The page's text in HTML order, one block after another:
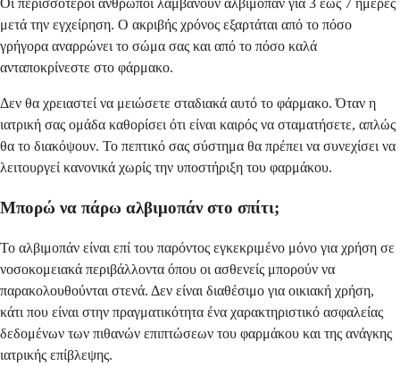
Οι περισσότεροι άνθρωποι λαμβάνουν αλβιμοπάν για 3 έως 7 ημέρες
μετά την εγχείρηση. Ο ακριβής χρόνος εξαρτάται από το πόσο
γρήγορα αναρρώνει το σώμα σας και από το πόσο καλά
ανταποκρίνεστε στο φάρμακο.
Δεν θα χρειαστεί να μειώσετε σταδιακά αυτό το φάρμακο. Όταν η
ιατρική σας ομάδα καθορίσει ότι είναι καιρός να σταματήσετε, απλώς
θα το διακόψουν. Το πεπτικό σας σύστημα θα πρέπει να συνεχίσει να
λειτουργεί κανονικά χωρίς την υποστήριξη του φαρμάκου.
Μπορώ να πάρω αλβιμοπάν στο σπίτι;
Το αλβιμοπάν είναι επί του παρόντος εγκεκριμένο μόνο για χρήση σε
νοσοκομειακά περιβάλλοντα όπου οι ασθενείς μπορούν να
παρακολουθούνται στενά. Δεν είναι διαθέσιμο για οικιακή χρήση,
κάτι που είναι στην πραγματικότητα ένα χαρακτηριστικό ασφαλείας
δεδομένων των πιθανών επιπτώσεων του φαρμάκου και της ανάγκης
ιατρικής επίβλεψης.